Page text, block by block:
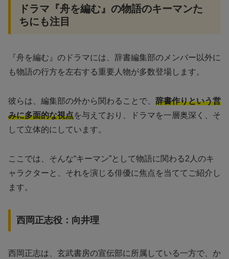
ドラマ『舟を編む』の物語のキーマンた
ちにも注目
『舟を編む』のドラマには、辞書編集部のメンバー以外に
も物語の行方を左右する重要人物が多数登場します。
彼らは、編集部の外から関わることで、 辞書作りという営
みに多面的な視点を与えており、ドラマを一層奥深く、そ
して立体的にしています。
ここでは、そんな“キーマン”として物語に関わる2人のキ
ャラクターと、それを演じる俳優に焦点を当ててご紹介し
ます。
西岡正志役：向井理
西岡正志は、玄武書房の宣伝部に所属している一方で、か